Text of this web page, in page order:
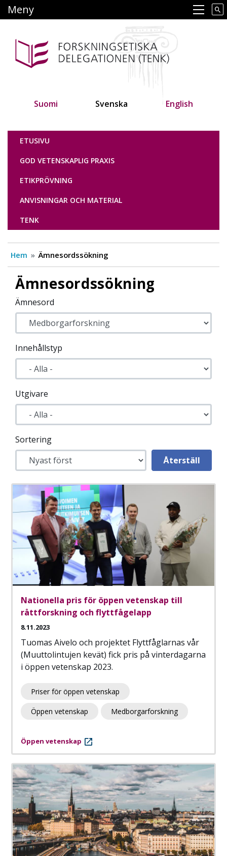
till
Main navigation
Meny
Suomi Svenska English
Tutkimuseettinen neuvottelukunta
ETUSIVU
GOD VETENSKAPLIG PRAXIS
ETIKPRÖVNING
ANVISNINGAR OCH MATERIAL
TENK
Hem Ämnesordssökning
Ämnesordssökning
Ämnesord
Innehållstyp
Utgivare
Sortering
Nationella pris för öppen vetenskap till
råttforskning och flyttfågelapp
8.11.2023
Tuomas Aivelo och projektet Flyttfåglarnas vår
(Muuttolintujen kevät) fick pris på vinterdagarna
i öppen vetenskap 2023.
Priser för öppen vetenskap
Öppen vetenskap Medborgarforskning
Öppen vetenskap